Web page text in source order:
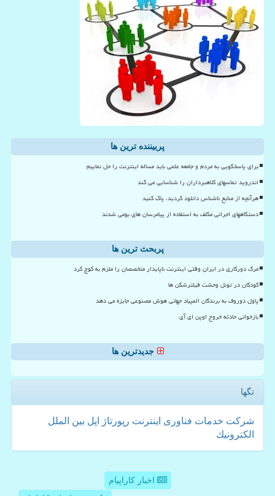
پربیننده ترین ها
برای پاسخگویی به مردم و جامعه علمی باید مساله اینترنت را حل نماییم
اندروید تماسهای کلاهبرداران را شناسایی می کند
هرآنچه از منابع ناشناس دانلود کردید، پاک کنید
دستگاههای اجرائی مکلف به استفاده از پیامرسان های بومی شدند
پربحث ترین ها
مرگ دورکاری در ایران وقتی اینترنت ناپایدار متخصصان را ملزم به کوچ کرد
کودکان در تونل وحشت فیلترشکن ها
پاول دوروف به برندگان المپیاد جهانی هوش مصنوعی جایزه می دهد
بازخوانی حادثه خروج اوپن ای آی
جدیدترین ها
تگها
شركت خدمات فناوری اینترنت رپورتاژ اپل بین الملل
الكترونیك
اخبار کاراپیام